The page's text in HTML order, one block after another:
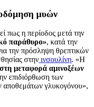
μυών
πως η περίοδος μετά την
παράθυρο», κατά την
την πρόσληψη θρεπτικών
στην ινσουλίνη. «Η
μεταφορά αμινοξέων
επιδιόρθωση των
αποθεμάτων γλυκογόνου»,